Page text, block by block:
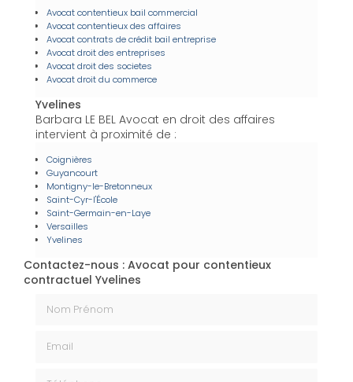
Avocat contentieux bail commercial
Avocat contentieux des affaires
Avocat contrats de crédit bail entreprise
Avocat droit des entreprises
Avocat droit des societes
Avocat droit du commerce
Yvelines
Barbara LE BEL Avocat en droit des affaires
intervient à proximité de :
Coignières
Guyancourt
Montigny-le-Bretonneux
Saint-Cyr-l'École
Saint-Germain-en-Laye
Versailles
Yvelines
Contactez-nous : Avocat pour contentieux
contractuel Yvelines